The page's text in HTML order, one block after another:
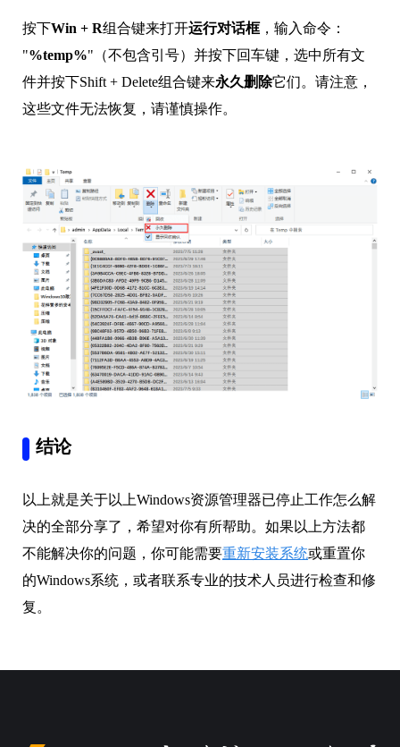
按下Win + R组合键来打开运行对话框，输入命令：
"%temp%"（不包含引号）并按下回车键，选中所有文
件并按下Shift + Delete组合键来永久删除它们。请注意，
这些文件无法恢复，请谨慎操作。
结论
以上就是关于以上Windows资源管理器已停止工作怎么解
决的全部分享了，希望对你有所帮助。如果以上方法都
不能解决你的问题，你可能需要重新安装系统或重置你
的Windows系统，或者联系专业的技术人员进行检查和修
复。